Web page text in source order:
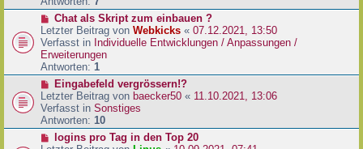
r
a
g
r
B
e
i
t
r
a
g
N
e
u
e
r
B
e
i
t
r
a
Chat als Skript zum einbauen ?
Letzter Beitrag von Webkicks « 07.12.2021, 13:50
Verfasst in Individuelle Entwicklungen / Anpassungen /
Erweiterungen
Antworten: 1
N
e
u
e
r
B
Eingabefeld vergrössern!?
Letzter Beitrag von baecker50 « 11.10.2021, 13:06
Verfasst in Sonstiges
Antworten: 10
Nlogins pro Tag in den Top 20